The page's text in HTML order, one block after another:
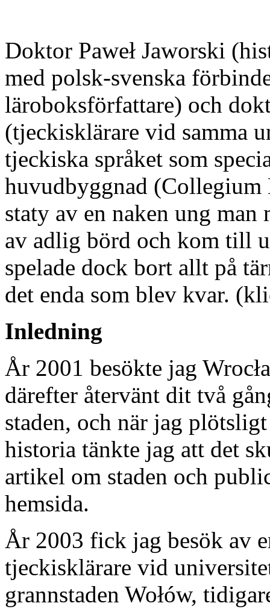
Doktor Paweł Jaworski
med polsk-svenska
läroboksförfattare) och
(tjeckisklärare vid samma
tjeckiska språket som
huvudbyggnad
staty av en naken ung man
av adlig börd och kom till
spelade dock bort allt på
det enda som blev kvar.
Inledning
År 2001 besökte jag
därefter återvänt dit två
staden, och när jag
historia tänkte jag att det
artikel om staden och
hemsida.
År 2003 fick jag besök av
tjeckisklärare vid
grannstaden Wołów,